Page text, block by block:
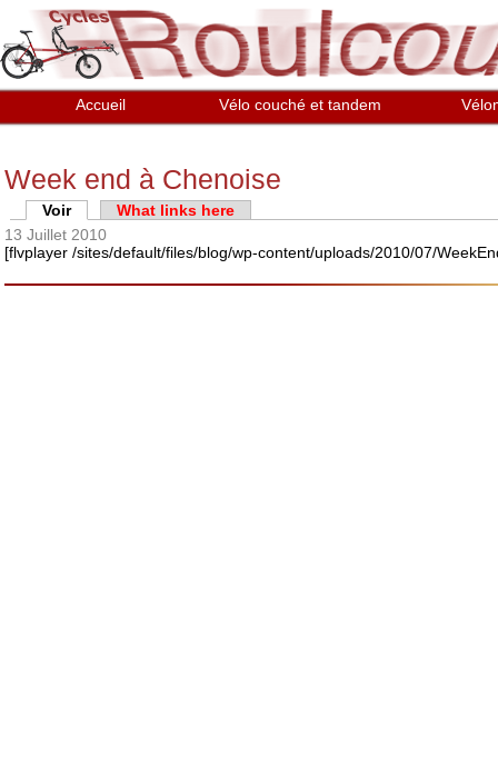
Aller au contenu principal
Accueil Vélo couché et tandem
Week end à Chenoise
Onglets principaux
Voir(onglet actif)
What links here
13 Juillet 2010
[flvplayer /sites/default/files/blog/wp-content/uploads/2010/07/